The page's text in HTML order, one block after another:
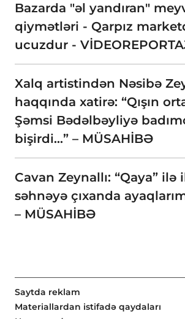
Bazarda "əl yandıran"
qiymətləri - Qarpız
ucuzdur -
Xalq artistindən Nəsibə
haqqında xatirə: “Qışın
Şəmsi Bədəlbəyliyə
bişirdi...” – MÜSAHİBƏ
Cavan Zeynallı: “Qaya” ilə
səhnəyə çıxanda
– MÜSAHİBƏ
Saytda reklam
Materiallardan istifadə qaydaları